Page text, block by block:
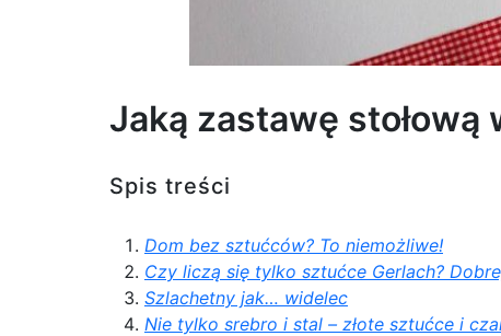
Jaką zastawę
Spis treści
Dom bez sztućców? To niemożliwe!
Czy liczą się tylko sztućce Gerlach?
Szlachetny jak… widelec
Nie tylko srebro i stal – złote sztućce i